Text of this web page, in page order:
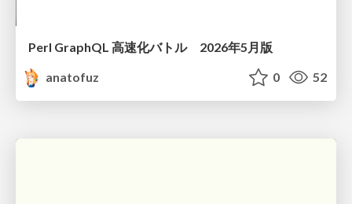
Perl GraphQL 高速化バトル 2026年5月版
anatofuz
0 52